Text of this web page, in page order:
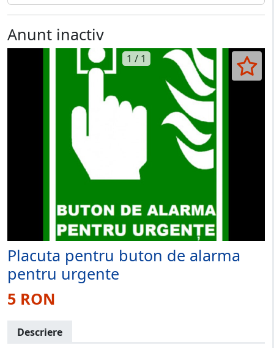
Anunt inactiv
1 / 1
Placuta pentru buton de alarma
pentru urgente
5 RON
Descriere